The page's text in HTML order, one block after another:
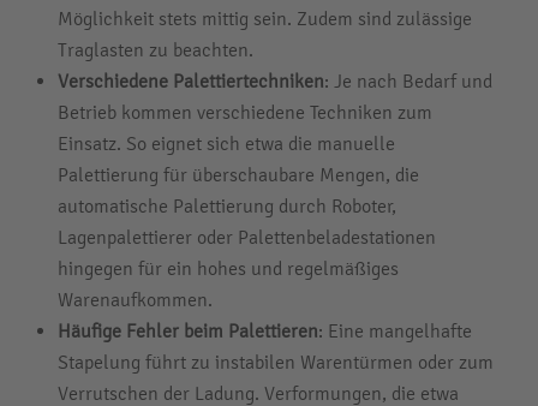
Möglichkeit stets mittig sein. Zudem sind zulässige
Traglasten zu beachten.
Verschiedene Palettiertechniken: Je nach Bedarf und
Betrieb kommen verschiedene Techniken zum
Einsatz. So eignet sich etwa die manuelle
Palettierung für überschaubare Mengen, die
automatische Palettierung durch Roboter,
Lagenpalettierer oder Palettenbeladestationen
hingegen für ein hohes und regelmäßiges
Warenaufkommen.
Häufige Fehler beim Palettieren: Eine mangelhafte
Stapelung führt zu instabilen Warentürmen oder zum
Verrutschen der Ladung. Verformungen, die etwa